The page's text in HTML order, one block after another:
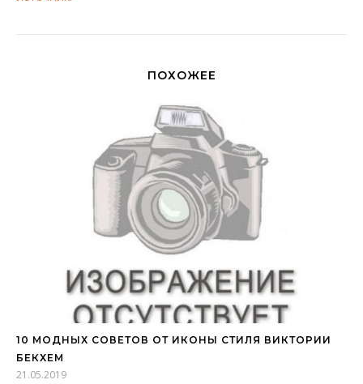
ПОХОЖЕЕ
10 МОДНЫХ СОВЕТОВ ОТ ИКОНЫ СТИЛЯ ВИКТОРИИ
БЕКХЕМ
21.05.2019